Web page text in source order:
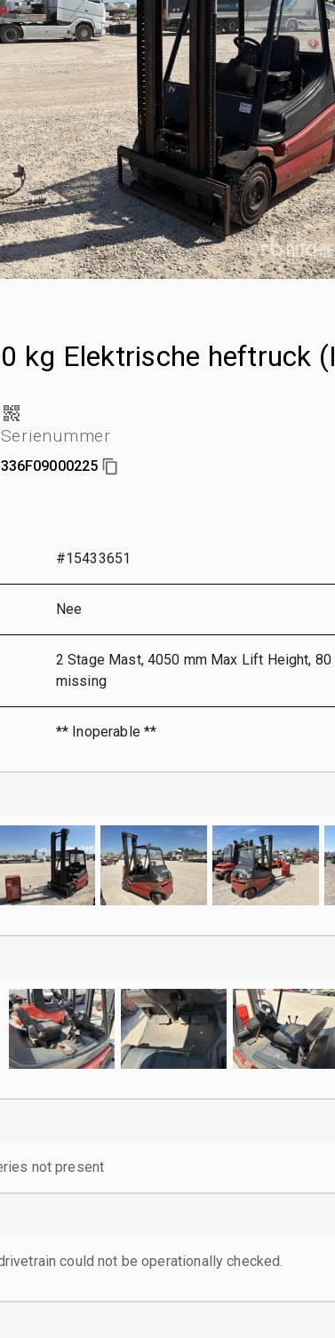
kg Elektrische heftruck
Serienummer
336F09000225
#15433651
Nee
2 Stage Mast, 4050 mm Max Lift Height, 80
missing
** Inoperable **
not present
could not be operationally checked.